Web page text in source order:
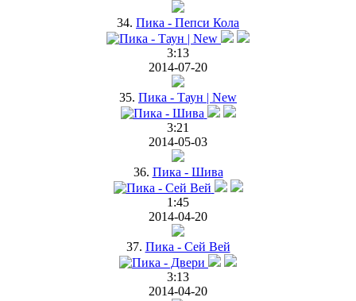
34. Пика - Пепси Кола
3:13
2014-07-20
35. Пика - Таун | New
3:21
2014-05-03
36. Пика - Шива
1:45
2014-04-20
37. Пика - Сей Вей
3:13
2014-04-20